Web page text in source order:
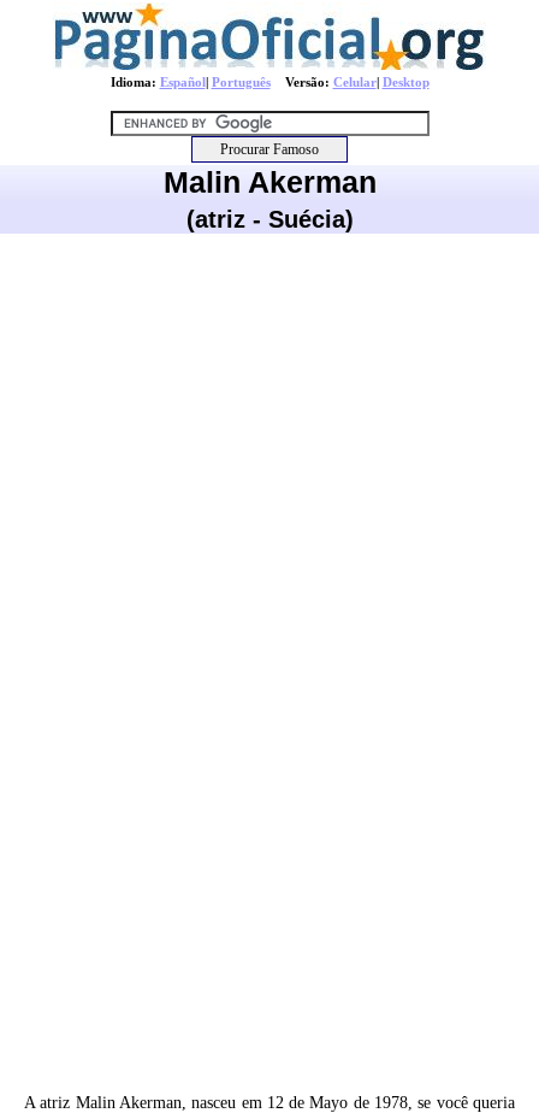
Idioma: Español| PortuguêsVersão: Celular| Desktop
Malin Akerman
(atriz - Suécia)
A atriz Malin Akerman, nasceu em 12 de Mayo de 1978, se você queria